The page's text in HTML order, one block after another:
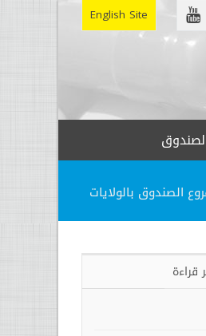
English Site
الصندوق بالولايات
قراءة